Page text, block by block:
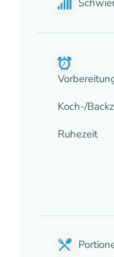
Koch-/
Ruhezeit